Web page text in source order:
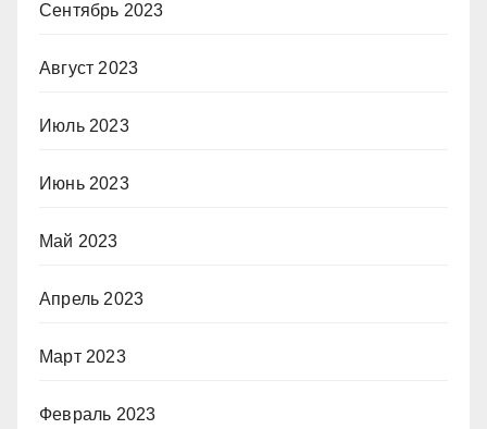
Сентябрь 2023
Август 2023
Июль 2023
Июнь 2023
Май 2023
Апрель 2023
Март 2023
Февраль 2023